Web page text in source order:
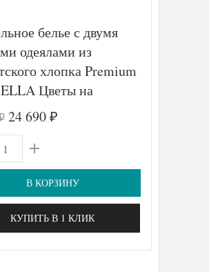
белье с двумя
одеялами из
хлопка Premium
Цветы на
50х70 (2шт)
24 690 ₽
В КОРЗИНУ
КУПИТЬ В 1 КЛИК